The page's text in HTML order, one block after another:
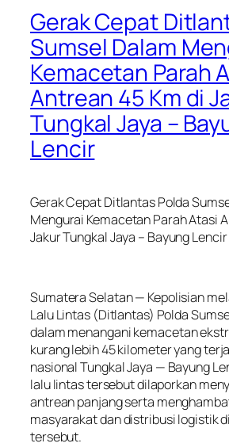
Gerak Cepat
Sumsel Dalam
Kemacetan Parah
Antrean 45 Km di
Tungkal Jaya –
Lencir
Gerak Cepat Ditlantas Polda
Mengurai Kemacetan Parah Atasi
Jakur Tungkal Jaya – Bayung Lencir
Sumatera Selatan — Kepolisian
Lalu Lintas (Ditlantas) Polda
dalam menangani kemacetan
kurang lebih 45 kilometer yang
nasional Tungkal Jaya — Bayung
lalu lintas tersebut dilaporkan
antrean panjang serta
masyarakat dan distribusi logistik
tersebut.